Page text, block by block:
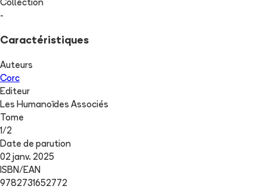
Collection
-
Caractéristiques
Auteurs
Corc
Editeur
Les Humanoïdes Associés
Tome
1/2
Date de parution
02 janv. 2025
ISBN/EAN
9782731652772